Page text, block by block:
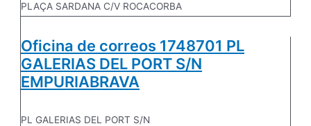
PLAÇA SARDANA C/V ROCACORBA
Oficina de correos 1748701 PL
GALERIAS DEL PORT S/N
EMPURIABRAVA
PL GALERIAS DEL PORT S/N